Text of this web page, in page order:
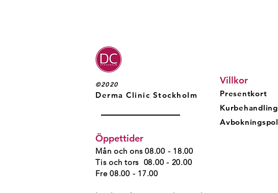
©2020
Derma Clinic Stockholm
Öppettider
Mån och ons 08.00 - 18.00
Tis och tors 08.00 - 20.00
Fre 08.00 - 17.00
Villkor
Presentkort